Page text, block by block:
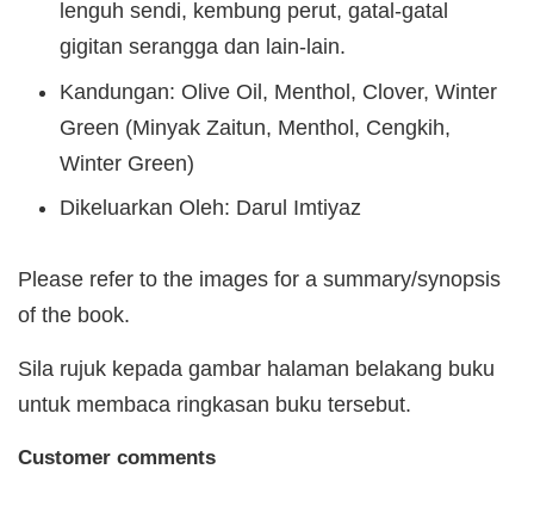
lenguh sendi, kembung perut, gatal-gatal
gigitan serangga dan lain-lain.
Kandungan: Olive Oil, Menthol, Clover, Winter
Green (Minyak Zaitun, Menthol, Cengkih,
Winter Green)
Dikeluarkan Oleh: Darul Imtiyaz
Please refer to the images for a summary/synopsis
of the book.
Sila rujuk kepada gambar halaman belakang buku
untuk membaca ringkasan buku tersebut.
Customer comments